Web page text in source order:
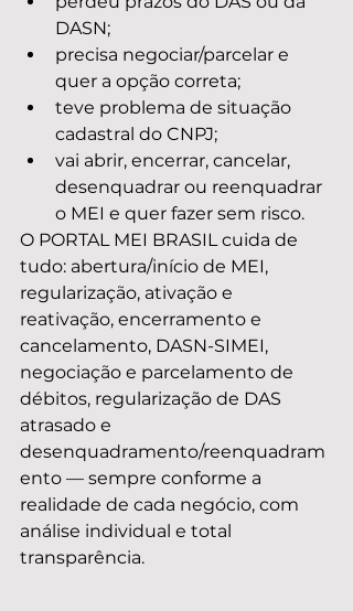
DASN;
precisa negociar/parcelar e
quer a opção correta;
teve problema de situação
cadastral do CNPJ;
vai abrir, encerrar, cancelar,
desenquadrar ou reenquadrar
o MEI e quer fazer sem risco.
O PORTAL MEI BRASIL cuida de
tudo: abertura/início de MEI,
regularização, ativação e
reativação, encerramento e
cancelamento, DASN-SIMEI,
negociação e parcelamento de
débitos, regularização de DAS
atrasado e
desenquadramento/reenquadram
ento — sempre conforme a
realidade de cada negócio, com
análise individual e total
transparência.